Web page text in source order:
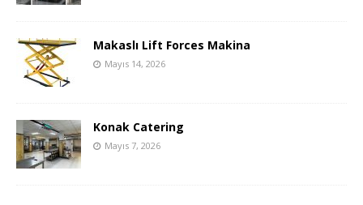
Makaslı Lift Forces Makina
Mayıs 14, 2026
Konak Catering
Mayıs 7, 2026